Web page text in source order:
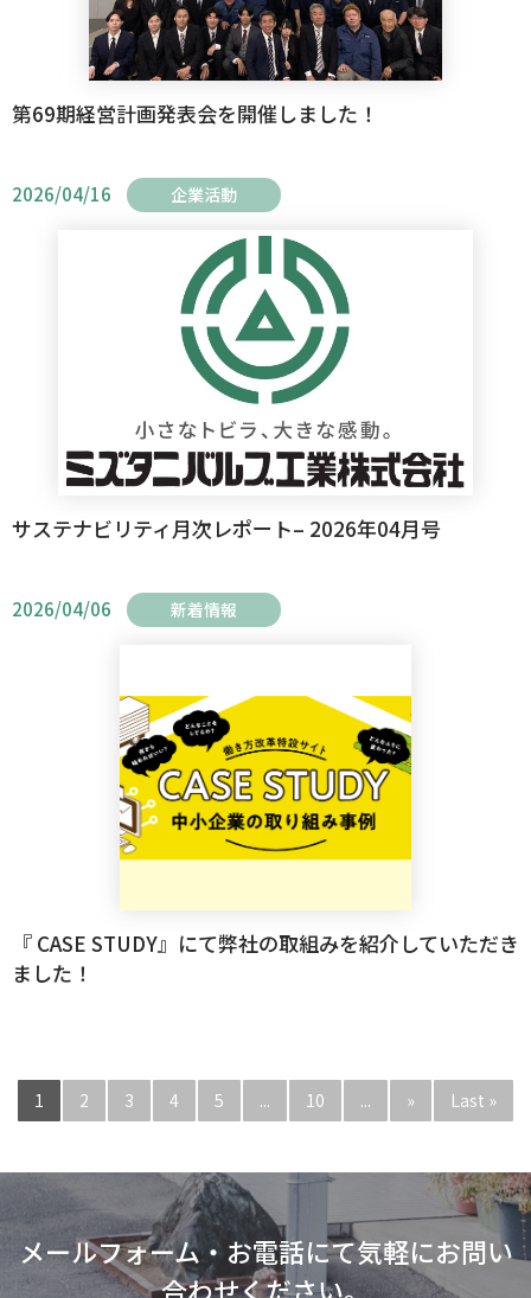
第69期経営計画発表会を開催しました！
2026/04/16 企業活動
サステナビリティ月次レポート– 2026年04月号
2026/04/06 新着情報
『 CASE STUDY』にて弊社の取組みを紹介していただき
ました！
1 2 3 4 5 ... 10 ... » Last »
メールフォーム・お電話にて気軽にお問い
合わせください。